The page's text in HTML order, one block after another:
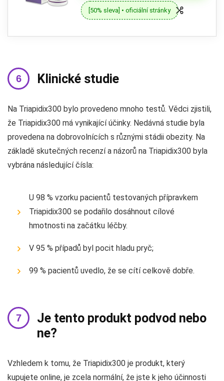
[50% sleva] • oficiální stránky
Klinické studie
Na Triapidix300 bylo provedeno mnoho testů. Vědci zjistili,
že Triapidix300 má vynikající účinky. Nedávná studie byla
provedena na dobrovolnících s různými stádii obezity. Na
základě skutečných recenzí a názorů na Triapidix300 byla
vybrána následující čísla:
U 98 % vzorku pacientů testovaných přípravkem
Triapidix300 se podařilo dosáhnout cílové
hmotnosti na začátku léčby.
V 95 % případů byl pocit hladu pryč;
99 % pacientů uvedlo, že se cítí celkově dobře.
Je tento produkt podvod nebo
ne?
Vzhledem k tomu, že Triapidix300 je produkt, který
kupujete online, je zcela normální, že jste k jeho účinnosti